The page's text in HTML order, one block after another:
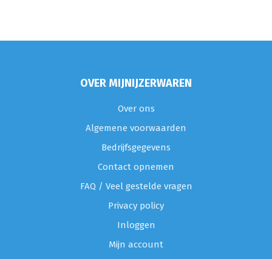
OVER MIJNIJZERWAREN
Over ons
Algemene voorwaarden
Bedrijfsgegevens
Contact opnemen
FAQ / Veel gestelde vragen
Privacy policy
Inloggen
Mijn account